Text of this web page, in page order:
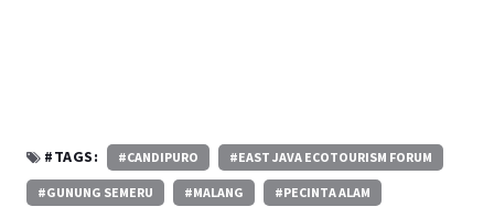
#TAGS: #CANDIPURO #EAST JAVA ECOTOURISM FORUM
#GUNUNG SEMERU #MALANG #PECINTA ALAM